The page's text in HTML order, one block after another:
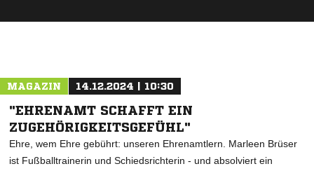
MAGAZIN 14.12.2024 | 10:30
"EHRENAMT SCHAFFT EIN
ZUGEHÖRIGKEITSGEFÜHL"
Ehre, wem Ehre gebührt: unseren Ehrenamtlern. Marleen Brüser
ist Fußballtrainerin und Schiedsrichterin - und absolviert ein